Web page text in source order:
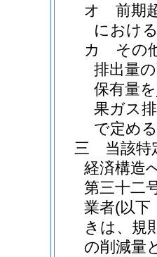
オ
前期
におけ
カ
その
排出量
保有量を
果ガス
で定め
三
当該特
経済構造
第三十二
業者(以下
きは、規
の削減量